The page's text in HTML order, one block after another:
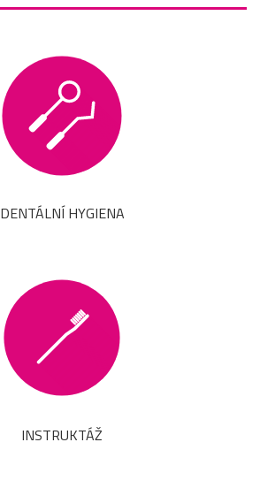
DENTÁLNÍ HYGIENA
INSTRUKTÁŽ